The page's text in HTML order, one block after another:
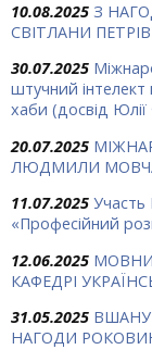
10.08.2025 З
СВІТЛАНИ
30.07.2025
штучний інтелект
хаби (досвід
20.07.2025
ЛЮДМИЛИ
11.07.2025 Участь
«Професійний
12.06.2025
КАФЕДРІ
31.05.2025
НАГОДИ